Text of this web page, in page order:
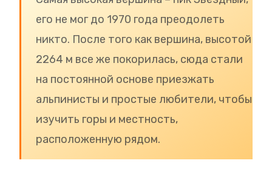
его не мог до 1970 года преодолеть
никто. После того как вершина, высотой
2264 м все же покорилась, сюда стали
на постоянной основе приезжать
альпинисты и простые любители, чтобы
изучить горы и местность,
расположенную рядом.